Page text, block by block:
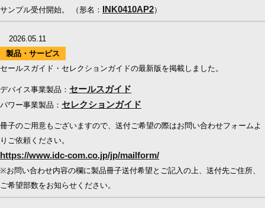
サンプル受付開始。 （形名： INK0410AP2）
2026.05.11
製品・サービス
セールスガイド・セレクションガイドの最新版を掲載しました。
デバイス事業製品： セールスガイド
パワー事業製品： セレクションガイド
冊子のご用意もございますので、送付ご希望の際はお問い合わせフォームよ
りご依頼ください。
https://www.idc-com.co.jp/jp/mailform/
※お問い合わせ内容の欄に製品冊子送付希望とご記入の上、送付先ご住所、
ご希望部数をお知らせください。